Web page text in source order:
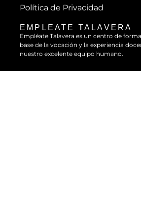
Política de Privacidad
EMPLEATE TALAVERA
Empléate Talavera es un centro de
base de la vocación y la experiencia
nuestro excelente equipo humano.